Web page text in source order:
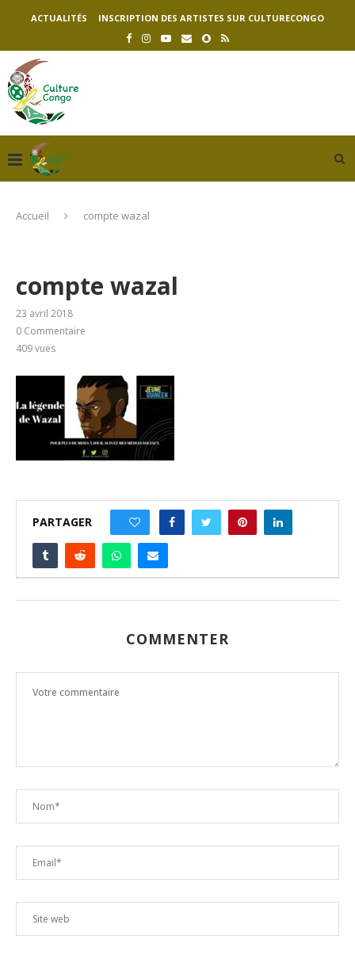
ACTUALITÉS INSCRIPTION DES ARTISTES SUR CULTURECONGO
Accueil compte wazal
compte wazal
23 avril 2018
0 Commentaire
409vues
PARTAGER
COMMENTER